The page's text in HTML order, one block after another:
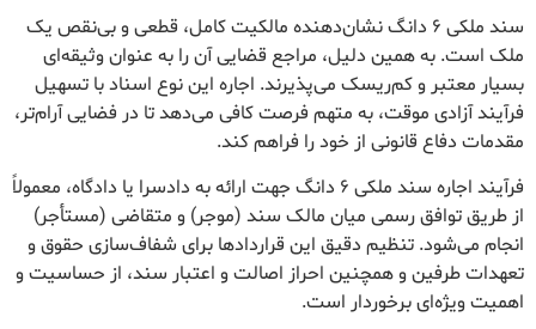
سند ملکی ۶ دانگ نشان‌دهنده مالکیت کامل، قطعی و بی‌نقص یک
ملک است. به همین دلیل، مراجع قضایی آن را به عنوان وثیقه‌ای
بسیار معتبر و کم‌ریسک می‌پذیرند. اجاره این نوع اسناد با تسهیل
فرآیند آزادی موقت، به متهم فرصت کافی می‌دهد تا در فضایی آرام‌تر،
مقدمات دفاع قانونی از خود را فراهم کند.
فرآیند اجاره سند ملکی ۶ دانگ جهت ارائه به دادسرا یا دادگاه، معمولاً
از طریق توافق رسمی میان مالک سند (موجر) و متقاضی (مستأجر)
انجام می‌شود. تنظیم دقیق این قراردادها برای شفاف‌سازی حقوق و
تعهدات طرفین و همچنین احراز اصالت و اعتبار سند، از حساسیت و
اهمیت ویژه‌ای برخوردار است.